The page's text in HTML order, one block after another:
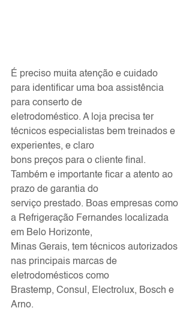
É preciso muita atenção e cuidado
para identificar uma boa assistência
para conserto de
eletrodoméstico. A loja precisa ter
técnicos especialistas bem treinados e
experientes, e claro
bons preços para o cliente final.
Também e importante ficar a atento ao
prazo de garantia do
serviço prestado. Boas empresas como
a Refrigeração Fernandes localizada
em Belo Horizonte,
Minas Gerais, tem técnicos autorizados
nas principais marcas de
eletrodomésticos como
Brastemp, Consul, Electrolux, Bosch e
Arno.